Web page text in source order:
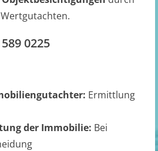
0225
Ermittlung
der Immobilie: Bei